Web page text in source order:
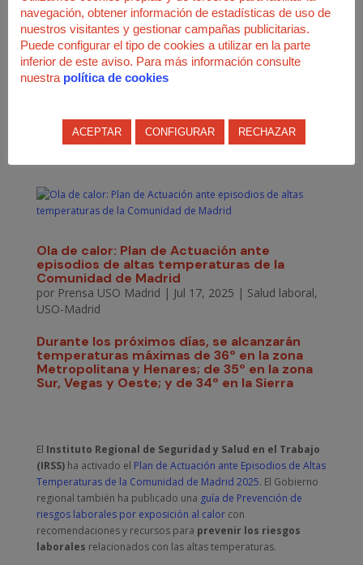
En la presente edición, se han abordado a través de
conferencias magistrales, mesas redondas, talleres y una zona
de exposición las nuevas tendencias en prevención, entre las
que destacanInteligencia Artificial (IA), bienestar
emocional y salud mental, sostenibilidad y prevención
ambiental, transformación digital y trabajo híbrido o
Home – Congreso Prevencionar 2025
Ola de calor: Plan de Actuación ante
episodios de altas temperaturas de la
Comunidad de Madrid
por Prensa USO Madrid | Jul 17, 2025 | Salud laboral,
USO-Madrid
Durante los próximos días, se alcanzarán
temperaturas máximas de 36º en la zona
Metropolitana y Henares; de 35º en la zona
Sur, Vegas y Oeste; y de 34º en la Sierra
El Instituto Regional de Seguridad y Salud en el Trabajo
(IRSS)ha activado el Plan de Actuación ante Episodios de Altas
Temperaturas de la Comunidad de Madrid 2025. El Gobierno
regional también ha publicado una guía de Prevención de
riesgos laborales por exposición al calorcon
recomendaciones y recursos para prevenir los riesgos
laborales relacionados con las altas temperaturas.
navegación, obtener información de estadísticas de uso de
nuestros visitantes y gestionar campañas publicitarias.
Puede configurar el tipo de cookies a utilizar en la parte
inferior de este aviso. Para más información consulte
nuestra política de cookies
ACEPTAR CONFIGURAR RECHAZAR